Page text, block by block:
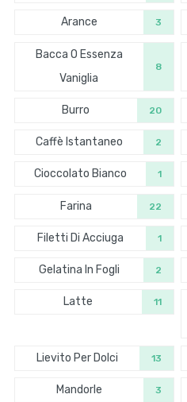
Arance 3
Bacca O Essenza
Vaniglia
8
Burro 20
Caffè Istantaneo 2
Cioccolato Bianco 1
Farina 22
Filetti Di Acciuga 1
Gelatina In Fogli 2
Latte 11
Lievito Per Dolci 13
Mandorle 3